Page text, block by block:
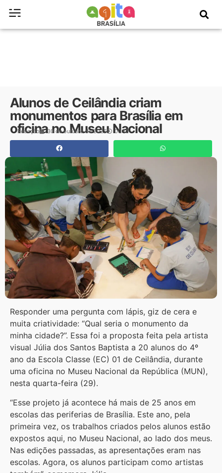
Alunos de Ceilândia criam
monumentos para Brasília em
oficina no Museu Nacional
Redação 30 de outubro de 2025 00:15
Responder uma pergunta com lápis, giz de cera e
muita criatividade: “Qual seria o monumento da
minha cidade?”. Essa foi a proposta feita pela artista
visual Júlia dos Santos Baptista a 20 alunos do 4º
ano da Escola Classe (EC) 01 de Ceilândia, durante
uma oficina no Museu Nacional da República (MUN),
nesta quarta-feira (29).
“Esse projeto já acontece há mais de 25 anos em
escolas das periferias de Brasília. Este ano, pela
primeira vez, os trabalhos criados pelos alunos estão
expostos aqui, no Museu Nacional, ao lado dos meus.
Nas edições passadas, as apresentações eram nas
escolas. Agora, os alunos participam como artistas